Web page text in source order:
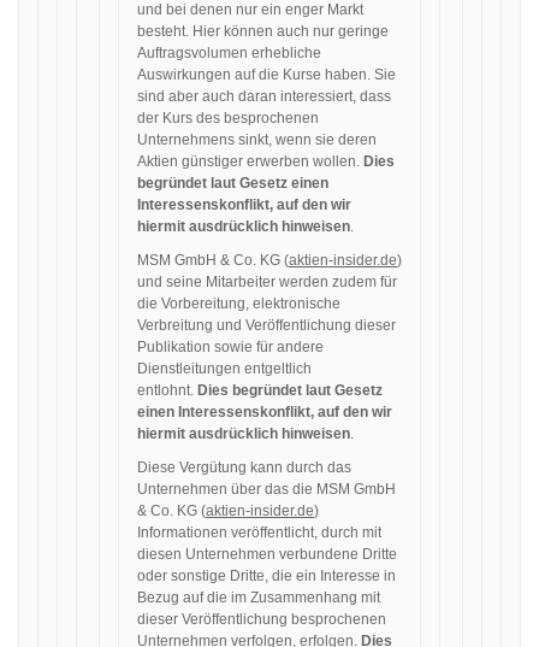
und bei denen nur ein enger Markt
besteht. Hier können auch nur geringe
Auftragsvolumen erhebliche
Auswirkungen auf die Kurse haben. Sie
sind aber auch daran interessiert, dass
der Kurs des besprochenen
Unternehmens sinkt, wenn sie deren
Aktien günstiger erwerben wollen. Dies
begründet laut Gesetz einen
Interessenskonflikt, auf den wir
hiermit ausdrücklich hinweisen.
MSM GmbH & Co. KG (aktien-insider.de)
und seine Mitarbeiter werden zudem für
die Vorbereitung, elektronische
Verbreitung und Veröffentlichung dieser
Publikation sowie für andere
Dienstleitungen entgeltlich
entlohnt. Dies begründet laut Gesetz
einen Interessenskonflikt, auf den wir
hiermit ausdrücklich hinweisen.
Diese Vergütung kann durch das
Unternehmen über das die MSM GmbH
& Co. KG (aktien-insider.de)
Informationen veröffentlicht, durch mit
diesen Unternehmen verbundene Dritte
oder sonstige Dritte, die ein Interesse in
Bezug auf die im Zusammenhang mit
dieser Veröffentlichung besprochenen
Unternehmen verfolgen, erfolgen. Dies